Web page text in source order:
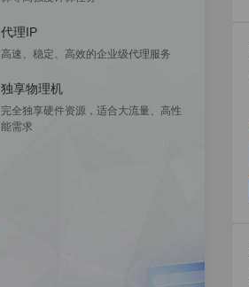
代理IP
高速、稳定、高效的企业级代理服务
独享物理机
完全独享硬件资源，适合大流量、高性
能需求